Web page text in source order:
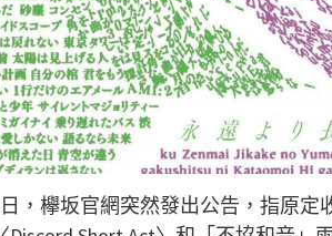
，欅坂官網突然發出公告，指原定